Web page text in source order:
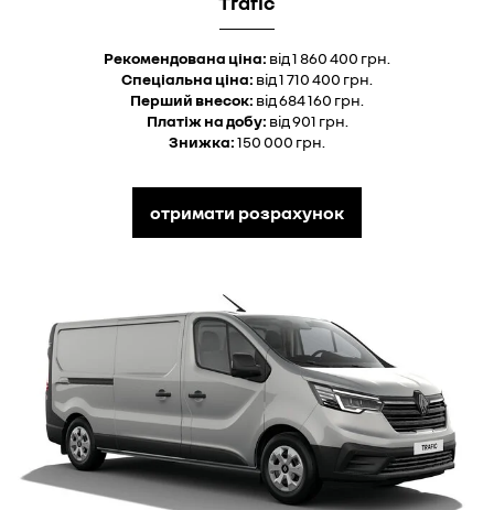
Рекомендована ціна: від 1 860 400 грн.
Спеціальна ціна: від 1 710 400 грн.
Перший внесок: від 684 160 грн.
Платіж на добу: від 901 грн.
Знижка:150 000 грн.
отримати розрахунок